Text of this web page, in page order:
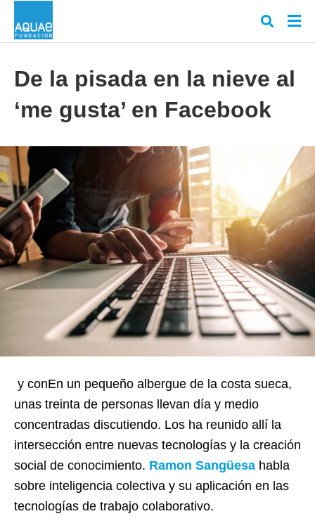
en
De la pisada en la nieve al
‘me gusta’ en Facebook
y conEn un pequeño albergue de la costa sueca,
unas treinta de personas llevan día y medio
concentradas discutiendo. Los ha reunido allí la
intersección entre nuevas tecnologías y la creación
social de conocimiento. Ramon Sangüesa habla
sobre inteligencia colectiva y su aplicación en las
tecnologías de trabajo colaborativo.